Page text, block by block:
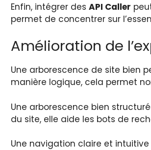
Enfin, intégrer des API Caller
permet de concentrer sur
Amélioration de
Une arborescence de site bien
manière logique, cela permet
Une arborescence bien
du site, elle aide les bots de
Une navigation claire et